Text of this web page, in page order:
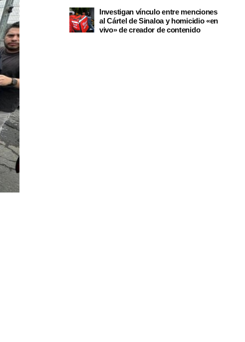
Investigan vínculo entre menciones
al Cártel de Sinaloa y homicidio «en
vivo» de creador de contenido